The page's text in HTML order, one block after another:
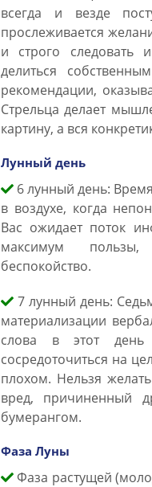
всегда и везде
прослеживается
и строго следовать
делиться
рекомендации,
Стрельца делает
картину, а вся
Лунный день
6 лунный день:
в воздухе, когда
Вас ожидает поток
максимум
беспокойство.
7 лунный день:
материализации
слова в этот день
сосредоточиться на
плохом. Нельзя
вред, причиненный
бумерангом.
Фаза Луны
Фаза растущей